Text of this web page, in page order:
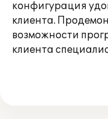
конфигурация
клиента.
возможности
клиента